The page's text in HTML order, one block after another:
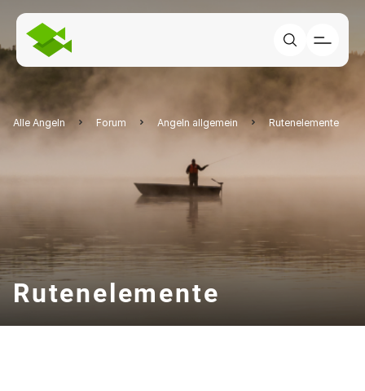
Alle Angeln Forum Angeln allgemein Rutenelemente
Rutenelemente